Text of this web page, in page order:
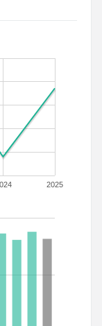
2025